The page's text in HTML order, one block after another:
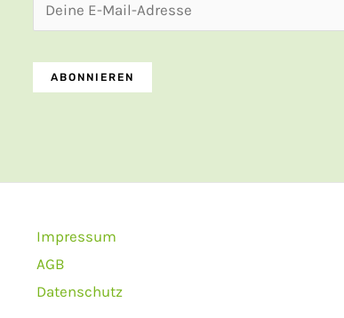
Impressum
AGB
Datenschutz